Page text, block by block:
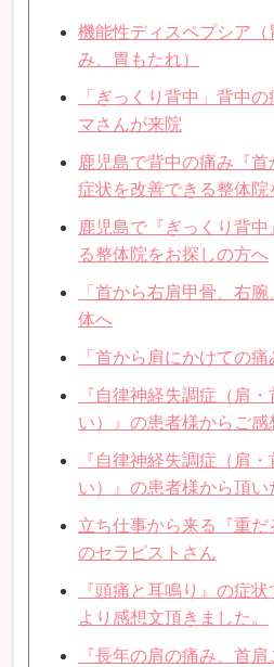
機能性ディスペプシア
み、胃もたれ）
「ぎっくり背中」背中
マさんが来院
鹿児島で背中の痛み『首
症状を改善できる整体
鹿児島で『ぎっくり背
る整体院をお探しの方へ
「首から右肩甲骨、右
体へ
「首から肩にかけての
『自律神経失調症（肩
い）』の患者様からご感
『自律神経失調症（肩
い）』の患者様から頂い
立ち仕事から来る『重
のセラピストさん
『頭痛と耳鳴り』の症
より感想文頂きました。
『長年の肩の痛み、首